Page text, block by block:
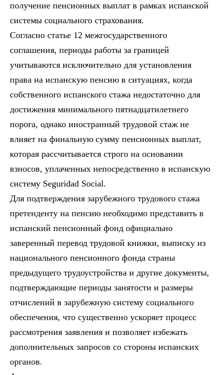
получение пенсионных выплат в рамках испанской
системы социального страхования.
Согласно статье 12 межгосударственного
соглашения, периоды работы за границей
учитываются исключительно для установления
права на испанскую пенсию в ситуациях, когда
собственного испанского стажа недостаточно для
достижения минимального пятнадцатилетнего
порога, однако иностранный трудовой стаж не
влияет на финальную сумму пенсионных выплат,
которая рассчитывается строго на основании
взносов, уплаченных непосредственно в испанскую
систему Seguridad Social.
Для подтверждения зарубежного трудового стажа
претенденту на пенсию необходимо представить в
испанский пенсионный фонд официально
заверенный перевод трудовой книжки, выписку из
национального пенсионного фонда страны
предыдущего трудоустройства и другие документы,
подтверждающие периоды занятости и размеры
отчислений в зарубежную систему социального
обеспечения, что существенно ускоряет процесс
рассмотрения заявления и позволяет избежать
дополнительных запросов со стороны испанских
органов.